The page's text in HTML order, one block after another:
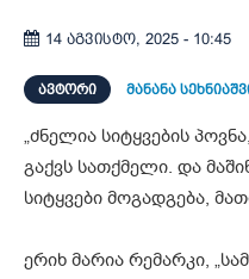
14 აგვისტო, 2025 - 10:45
ᲐᲕᲢᲝᲠᲘ მანანა
„ძნელია სიტყვების
გაქვს სათქმელი. და
სიტყვები მოგადგება,
ერიხ მარია რემარკი,